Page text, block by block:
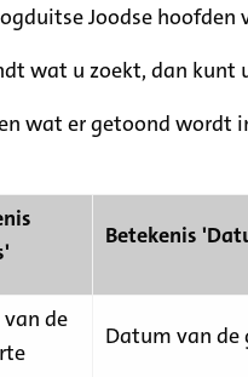
Joodse hoofden
wat u zoekt, dan kunt
wat er getoond wordt
Betekenis
de
Datum van de